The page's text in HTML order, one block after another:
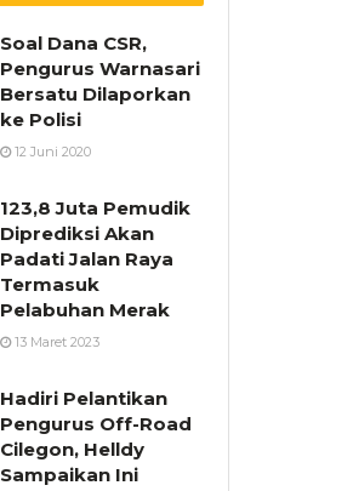
Soal Dana CSR,
Pengurus Warnasari
Bersatu Dilaporkan
ke Polisi
12 Juni 2020
123,8 Juta Pemudik
Diprediksi Akan
Padati Jalan Raya
Termasuk
Pelabuhan Merak
13 Maret 2023
Hadiri Pelantikan
Pengurus Off-Road
Cilegon, Helldy
Sampaikan Ini